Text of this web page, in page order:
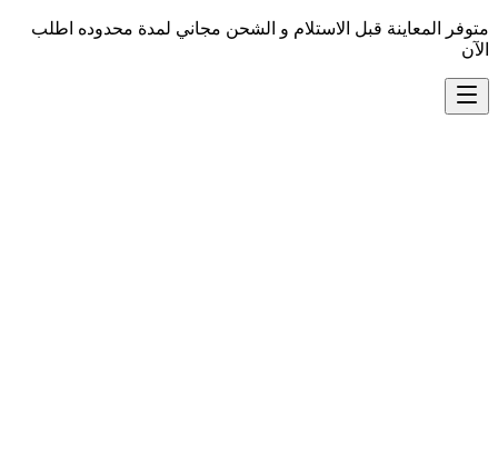
متوفر المعاينة قبل الاستلام و الشحن مجاني لمدة محدوده اطلب
الآن